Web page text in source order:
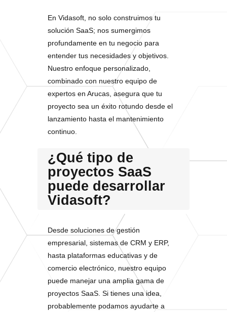
En Vidasoft, no solo construimos tu
solución SaaS; nos sumergimos
profundamente en tu negocio para
entender tus necesidades y objetivos.
Nuestro enfoque personalizado,
combinado con nuestro equipo de
expertos en Arucas, asegura que tu
proyecto sea un éxito rotundo desde el
lanzamiento hasta el mantenimiento
continuo.
¿Qué tipo de
proyectos SaaS
puede desarrollar
Vidasoft?
Desde soluciones de gestión
empresarial, sistemas de CRM y ERP,
hasta plataformas educativas y de
comercio electrónico, nuestro equipo
puede manejar una amplia gama de
proyectos SaaS. Si tienes una idea,
probablemente podamos ayudarte a